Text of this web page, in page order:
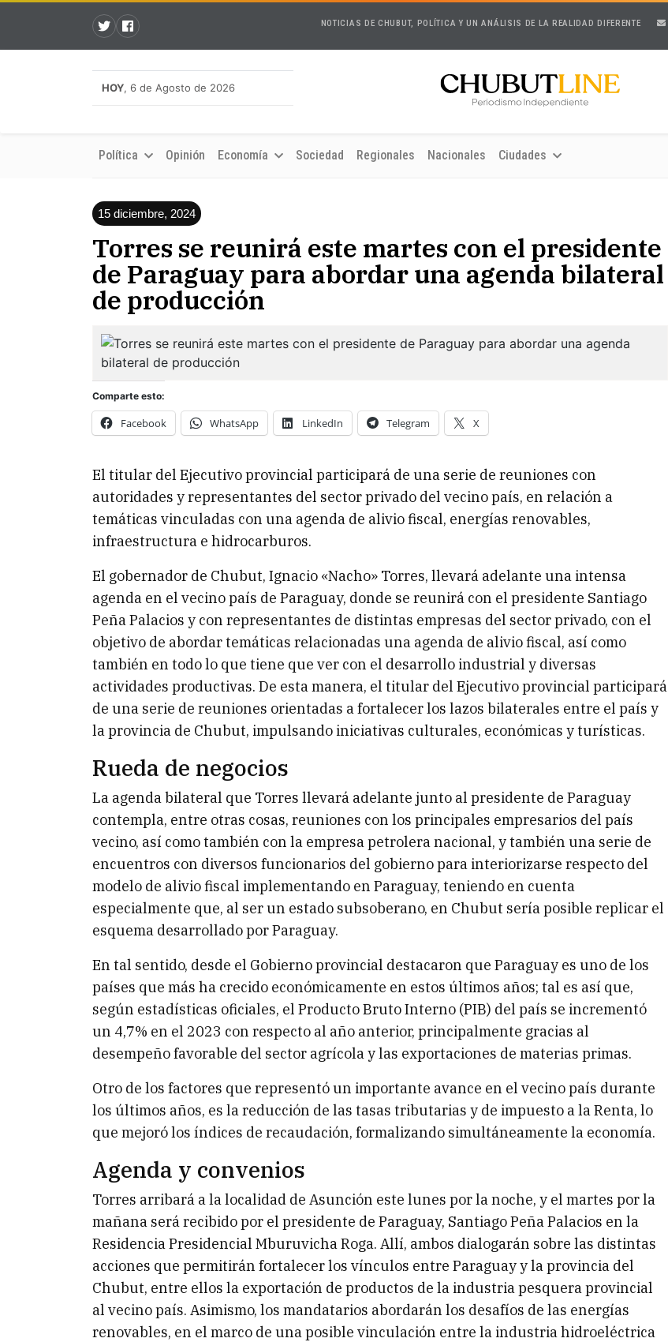
NOTICIAS DE CHUBUT, POLÍTICA Y UN ANÁLISIS DE LA REALIDAD DIFERENTE
HOY, 6 de Agosto de 2026
Política Opinión Economía Sociedad Regionales Nacionales Ciudades
15 diciembre, 2024
Torres se reunirá este martes con el presidente
de Paraguay para abordar una agenda bilateral
de producción
Comparte esto:
Facebook WhatsApp LinkedIn Telegram X
El titular del Ejecutivo provincial participará de una serie de reuniones con
autoridades y representantes del sector privado del vecino país, en relación a
temáticas vinculadas con una agenda de alivio fiscal, energías renovables,
infraestructura e hidrocarburos.
El gobernador de Chubut, Ignacio «Nacho» Torres, llevará adelante una intensa
agenda en el vecino país de Paraguay, donde se reunirá con el presidente Santiago
Peña Palacios y con representantes de distintas empresas del sector privado, con el
objetivo de abordar temáticas relacionadas una agenda de alivio fiscal, así como
también en todo lo que tiene que ver con el desarrollo industrial y diversas
actividades productivas. De esta manera, el titular del Ejecutivo provincial participará
de una serie de reuniones orientadas a fortalecer los lazos bilaterales entre el país y
la provincia de Chubut, impulsando iniciativas culturales, económicas y turísticas.
Rueda de negocios
La agenda bilateral que Torres llevará adelante junto al presidente de Paraguay
contempla, entre otras cosas, reuniones con los principales empresarios del país
vecino, así como también con la empresa petrolera nacional, y también una serie de
encuentros con diversos funcionarios del gobierno para interiorizarse respecto del
modelo de alivio fiscal implementando en Paraguay, teniendo en cuenta
especialmente que, al ser un estado subsoberano, en Chubut sería posible replicar el
esquema desarrollado por Paraguay.
En tal sentido, desde el Gobierno provincial destacaron que Paraguay es uno de los
países que más ha crecido económicamente en estos últimos años; tal es así que,
según estadísticas oficiales, el Producto Bruto Interno (PIB) del país se incrementó
un 4,7% en el 2023 con respecto al año anterior, principalmente gracias al
desempeño favorable del sector agrícola y las exportaciones de materias primas.
Otro de los factores que representó un importante avance en el vecino país durante
los últimos años, es la reducción de las tasas tributarias y de impuesto a la Renta, lo
que mejoró los índices de recaudación, formalizando simultáneamente la economía.
Agenda y convenios
Torres arribará a la localidad de Asunción este lunes por la noche, y el martes por la
mañana será recibido por el presidente de Paraguay, Santiago Peña Palacios en la
Residencia Presidencial Mburuvicha Roga. Allí, ambos dialogarán sobre las distintas
acciones que permitirán fortalecer los vínculos entre Paraguay y la provincia del
Chubut, entre ellos la exportación de productos de la industria pesquera provincial
al vecino país. Asimismo, los mandatarios abordarán los desafíos de las energías
renovables, en el marco de una posible vinculación entre la industria hidroeléctrica